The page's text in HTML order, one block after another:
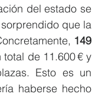
del estado se
que la
149
de 11.600 € y
Esto es un
haberse hecho